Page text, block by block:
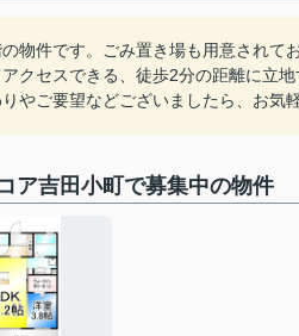
物件です。ごみ置き場も用意されて
クセスできる、徒歩2分の距離に立
やご要望などございましたら、お気
ア吉田小町で募集中の物件